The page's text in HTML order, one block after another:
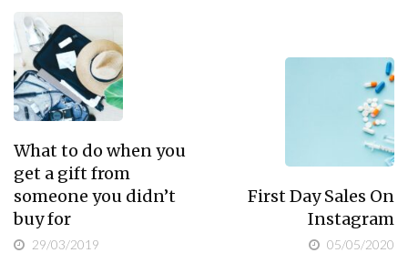
What to do when you
get a gift from
someone you didn’t
buy for
29/03/2019
First Day Sales On
Instagram
05/05/2020